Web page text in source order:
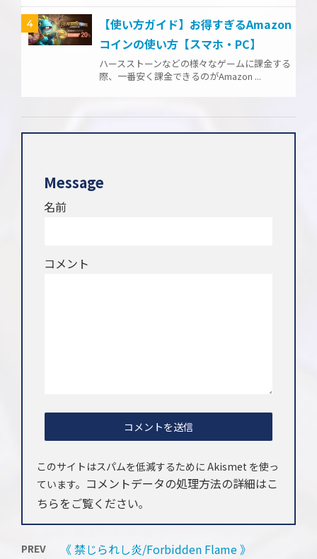
4
【使い方ガイド】お得すぎるAmazon
コインの使い方【スマホ・PC】
ハースストーンなどの様々なゲームに課金する
際、一番安く課金できるのがAmazon ...
Message
名前
コメント
このサイトはスパムを低減するために Akismet を使っ
ています。 コメントデータの処理方法の詳細はこ
ちらをご覧ください。
PREV 《 禁じられし炎/Forbidden Flame 》